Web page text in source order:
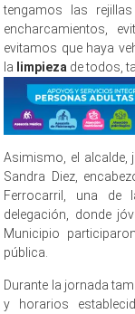
tengamos las
encharcamientos,
evitamos que haya
la limpieza de todos,
Asimismo, el alcalde,
Sandra Diez,
Ferrocarril, una de
delegación, donde
Municipio
pública.
Durante la jornada
y horarios